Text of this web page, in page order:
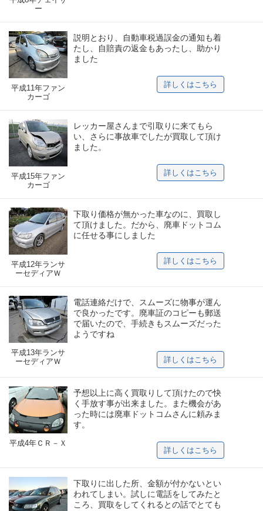
ー
平成11年ファン
カーゴ
説明とおり、自動車税過誤金の通知も着
たし、自賠責の返金もあったし、助かり
ました
詳しくはこちら
平成15年ファン
カーゴ
レッカー屋さんまで引取りに来てもら
い、さらに事故車でしたが買取して頂け
ました。
詳しくはこちら
平成12年ランサ
ーセディアＷ
下取り価格が無かった車なのに、買取し
て頂けました。だから、廃車ドットコム
に任せる事にしました
詳しくはこちら
平成13年ランサ
ーセディアＷ
電話連絡だけで、スムーズに物事が運ん
で良かったです。廃車証のコピーも郵送
で届いたので、手続きもスムーズだった
ようですね
詳しくはこちら
平成4年ＣＲ－Ｘ
予想以上に高く買取りして頂けたので快
く手放す事が出来ました。また機会があ
った時には廃車ドットコムさんに頼みま
す。
詳しくはこちら
下取りに出した所、金額が付かないとい
われてしまい。試しに電話をしてみたと
ころ、買取をしてくれるとの話でとても